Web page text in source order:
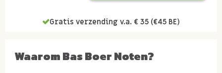
Gratis verzending v.a. € 35 (€45 BE)
Waarom Bas Boer Noten?